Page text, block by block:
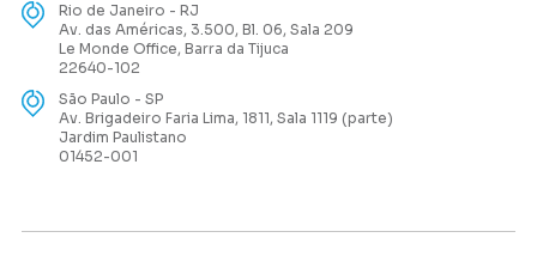
Rio de Janeiro - RJ
Av. das Américas, 3.500, Bl. 06, Sala 209
Le Monde Office, Barra da Tijuca
22640-102
São Paulo - SP
Av. Brigadeiro Faria Lima, 1811, Sala 1119 (parte)
Jardim Paulistano
01452-001